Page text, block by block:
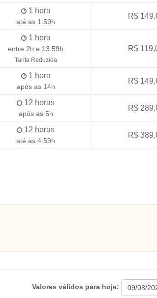
1 hora
até as 1:59h
R$
1 hora
entre 2h e 13:59h
Tarifa Reduzida
R$
1 hora
após as 14h
R$
12 horas
após as 5h
R$
12 horas
até as 4:59h
R$
Valores válidos para hoje: